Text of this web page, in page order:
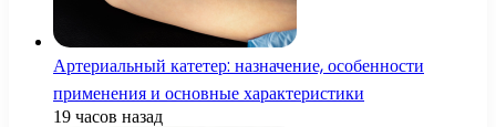
Артериальный катетер: назначение, особенности
применения и основные характеристики
19 часов назад